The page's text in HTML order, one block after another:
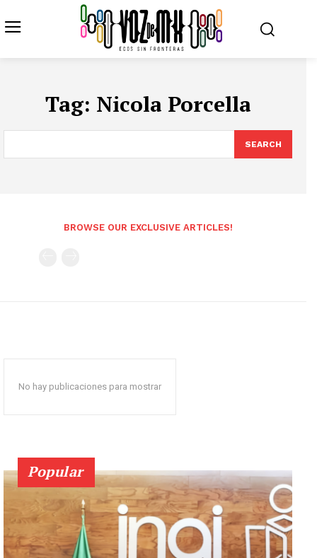
Tag: Nicola Porcella
SEARCH
BROWSE OUR EXCLUSIVE ARTICLES!
No hay publicaciones para mostrar
Popular